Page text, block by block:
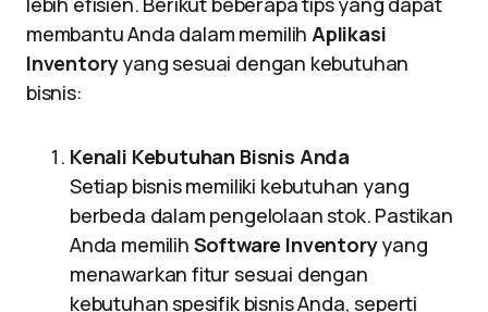
membantu Anda dalam memilih Aplikasi
Inventoryyang sesuai dengan kebutuhan
bisnis:
Kenali Kebutuhan Bisnis Anda
Setiap bisnis memiliki kebutuhan yang
berbeda dalam pengelolaan stok. Pastikan
Anda memilih Software Inventoryyang
menawarkan fitur sesuai dengan
kebutuhan spesifik bisnis Anda, seperti